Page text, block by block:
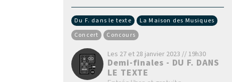
Du F. dans le texte
La Maison des Musiques
Concert
Concours
Les 27 et 28 janvier 2023 // 19h30
Demi-finales - DU F. DANS
LE TEXTE